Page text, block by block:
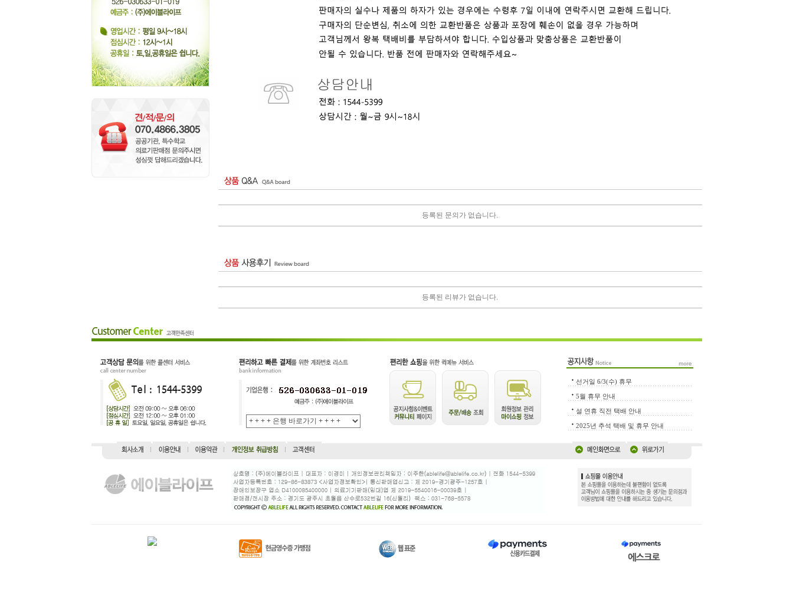
등록된 문의가 없습니다.
등록된 리뷰가 없습니다.
선거일 6/3(수) 휴무
5월 휴무 안내
설 연휴 직전 택배 안내
2025년 추석 택배 및 휴무 안내